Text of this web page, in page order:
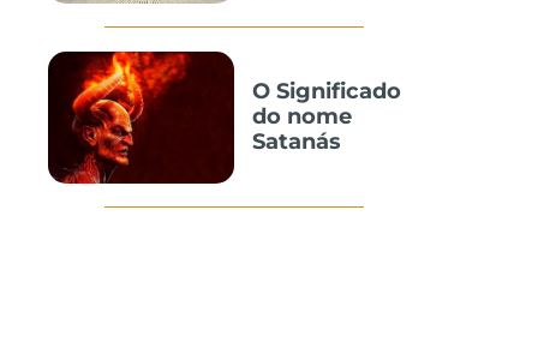
O Significado
do nome
Satanás